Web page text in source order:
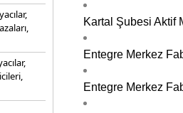
Kartal Şubesi Aktif
Entegre Merkez
Entegre Merkez